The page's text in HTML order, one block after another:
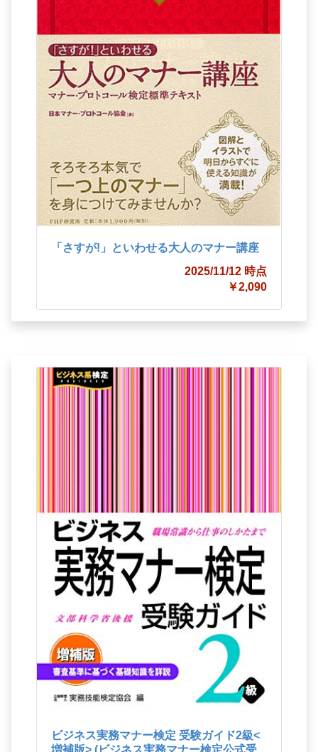
「さすが!」といわせる大人のマナー講座
2025/11/12 時点
￥2,090
ビジネス実務マナー検定 受験ガイド2級<
増補版> (ビジネス実務マナー検定公式受